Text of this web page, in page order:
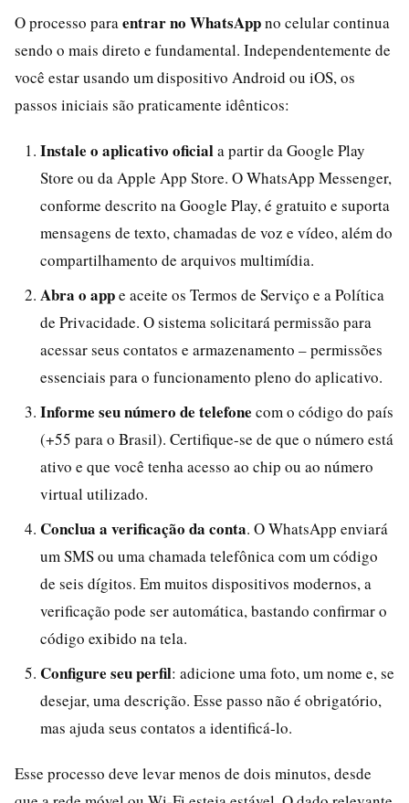
O processo para entrar no WhatsAppno celular continua
sendo o mais direto e fundamental. Independentemente de
você estar usando um dispositivo Android ou iOS, os
passos iniciais são praticamente idênticos:
Instale o aplicativo oficiala partir da Google Play
Store ou da Apple App Store. O WhatsApp Messenger,
conforme descrito na Google Play, é gratuito e suporta
mensagens de texto, chamadas de voz e vídeo, além do
compartilhamento de arquivos multimídia.
Abra o appe aceite os Termos de Serviço e a Política
de Privacidade. O sistema solicitará permissão para
acessar seus contatos e armazenamento – permissões
essenciais para o funcionamento pleno do aplicativo.
Informe seu número de telefone com o código do país
(+55 para o Brasil). Certifique-se de que o número está
ativo e que você tenha acesso ao chip ou ao número
virtual utilizado.
Conclua a verificação da conta. O WhatsApp enviará
um SMS ou uma chamada telefônica com um código
de seis dígitos. Em muitos dispositivos modernos, a
verificação pode ser automática, bastando confirmar o
código exibido na tela.
Configure seu perfil: adicione uma foto, um nome e, se
desejar, uma descrição. Esse passo não é obrigatório,
mas ajuda seus contatos a identificá-lo.
Esse processo deve levar menos de dois minutos, desde